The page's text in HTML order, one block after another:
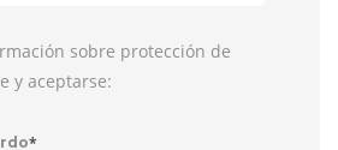
sobre protección de
y aceptarse:
*